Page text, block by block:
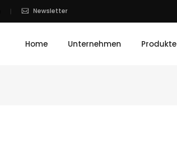
Newsletter
Home Unternehmen Produkte